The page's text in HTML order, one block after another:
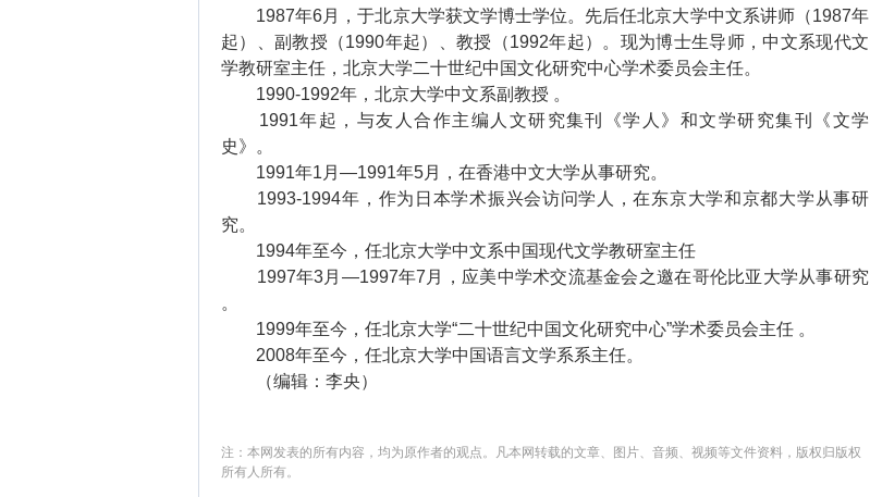
1987年6月，于北京大学获文学博士学位。先后任北京大学中文系讲师（1987年
起）、副教授（1990年起）、教授（1992年起）。现为博士生导师，中文系现代文
学教研室主任，北京大学二十世纪中国文化研究中心学术委员会主任。
1990-1992年，北京大学中文系副教授 。
1991年起，与友人合作主编人文研究集刊《学人》和文学研究集刊《文学
史》。
1991年1月—1991年5月，在香港中文大学从事研究。
1993-1994年，作为日本学术振兴会访问学人，在东京大学和京都大学从事研
究。
1994年至今，任北京大学中文系中国现代文学教研室主任
1997年3月—1997年7月，应美中学术交流基金会之邀在哥伦比亚大学从事研究
。
1999年至今，任北京大学“二十世纪中国文化研究中心”学术委员会主任 。
2008年至今，任北京大学中国语言文学系系主任。
（编辑：李央）
注：本网发表的所有内容，均为原作者的观点。凡本网转载的文章、图片、音频、视频等文件资料，版权归版权
所有人所有。